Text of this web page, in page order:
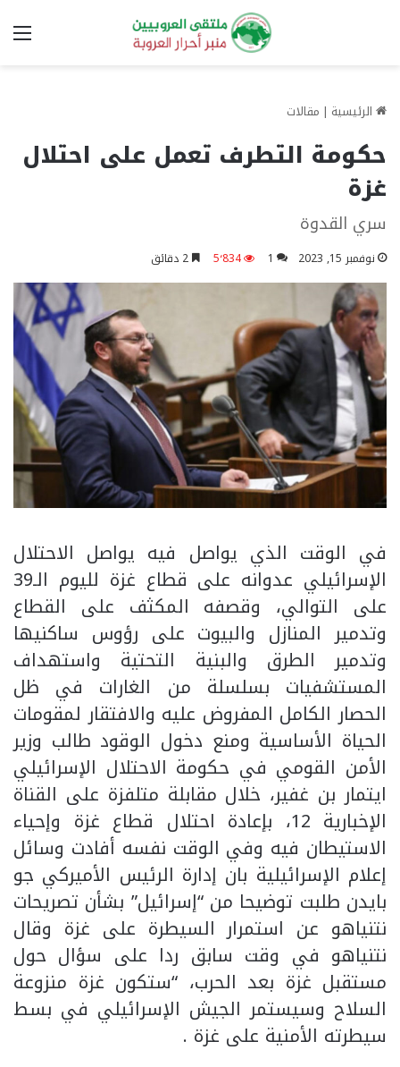
الرئيسية | مقالات
حكومة التطرف تعمل على احتلال
غزة
سري القدوة
نوفمبر 15, 2023 1 5٬834
في الوقت الذي يواصل فيه يواصل الاحتلال
الإسرائيلي عدوانه على قطاع غزة لليوم الـ39
على التوالي، وقصفه المكثف على القطاع
وتدمير المنازل والبيوت على رؤوس ساكنيها
وتدمير الطرق والبنية التحتية واستهداف
المستشفيات بسلسلة من الغارات في ظل
الحصار الكامل المفروض عليه والافتقار لمقومات
الحياة الأساسية ومنع دخول الوقود طالب وزير
الأمن القومي في حكومة الاحتلال الإسرائيلي
ايتمار بن غفير، خلال مقابلة متلفزة على القناة
الإخبارية 12، بإعادة احتلال قطاع غزة وإحياء
الاستيطان فيه وفي الوقت نفسه أفادت وسائل
إعلام الإسرائيلية بان إدارة الرئيس الأميركي جو
بايدن طلبت توضيحا من “إسرائيل” بشأن تصريحات
نتنياهو عن استمرار السيطرة على غزة وقال
نتنياهو في وقت سابق ردا على سؤال حول
مستقبل غزة بعد الحرب، “ستكون غزة منزوعة
السلاح وسيستمر الجيش الإسرائيلي في بسط
سيطرته الأمنية على غزة .